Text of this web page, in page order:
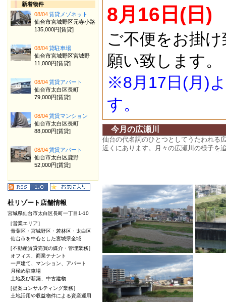
8月16日(日)
ご不便をお掛
願い致します。
※8月17日(月)
す。
今月の広瀬川
仙台の代名詞のひとつとしてうたわれる
近くにあります。月々の広瀬川の様子を
新着物件
08/04賃貸メゾネット
仙台市宮城野区元寺小路
135,000円[賃貸]
08/04貸駐車場
仙台市宮城野区宮城野
11,000円[賃貸]
08/04賃貸アパート
仙台市太白区長町
79,000円[賃貸]
08/04賃貸マンション
仙台市太白区長町
88,000円[賃貸]
08/04賃貸アパート
仙台市太白区鹿野
52,000円[賃貸]
杜リゾート店舗情報
宮城県仙台市太白区長町一丁目1-10
［営業エリア］
青葉区・宮城野区・若林区・太白区
仙台市を中心とした宮城県全域
［不動産賃貸売買の媒介・管理業務］
オフィス、商業テナント
一戸建て、マンション、アパート
月極め駐車場
土地及び新築、中古建物
［提案コンサルティング業務］
土地活用や収益物件による資産運用